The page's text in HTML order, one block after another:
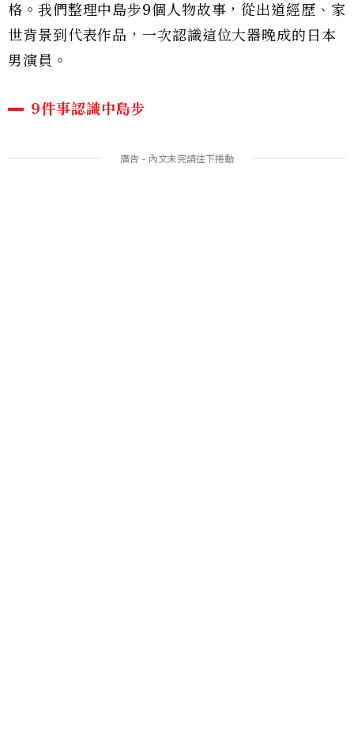
格。我們整理中島步9個人物故事，從出道經歷、家
世背景到代表作品，一次認識這位大器晚成的日本
男演員。
9件事認識中島步